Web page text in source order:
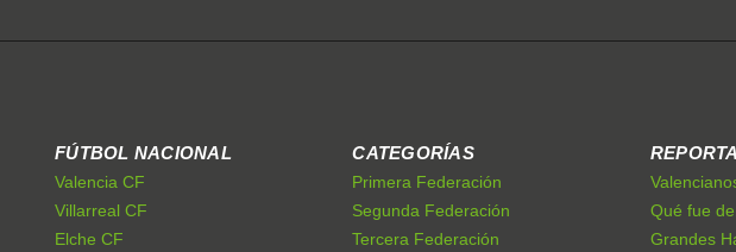
FÚTBOL NACIONAL
Valencia CF
Villarreal CF
Elche CF
CATEGORÍAS
Primera Federación
Segunda Federación
Tercera Federación
Qué fue
Grandes